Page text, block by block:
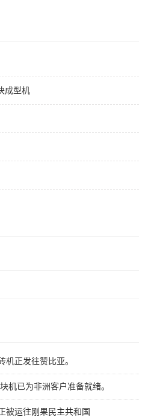
成型机
机正发往赞比亚。
机已为非洲客户准备就绪。
被运往刚果民主共和国